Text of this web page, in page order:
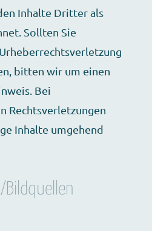
Inhalte Dritter als
Sollten Sie
bitten wir um einen
Bei
Rechtsverletzungen
Inhalte umgehend